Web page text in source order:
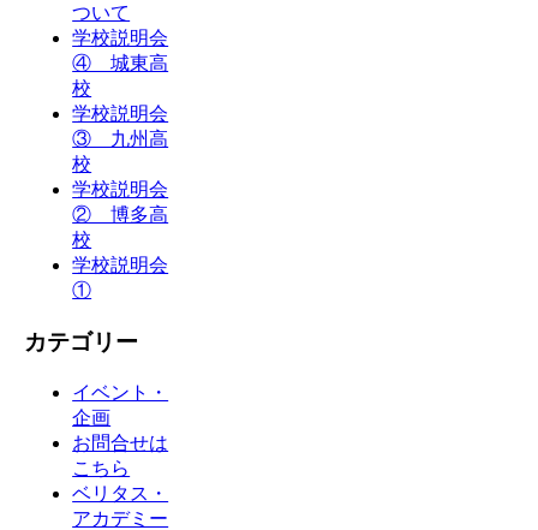
ついて
学校説明会
④ 城東高
校
学校説明会
③ 九州高
校
学校説明会
② 博多高
校
学校説明会
①
カテゴリー
イベント・
企画
お問合せは
こちら
ベリタス・
アカデミー